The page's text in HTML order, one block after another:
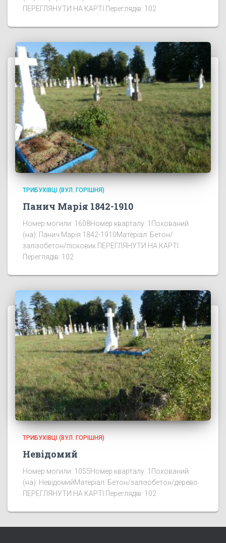
ПЕРЕГЛЯНУТИ НА КАРТІ Переглядів: 102
ТРИБУХІВЦІ (ВУЛ. ГОРІШНЯ)
Панич Марія 1842-1910
Номер могили: 1608Номер кварталу: 1Похований
(на): Панич Марія 1842-1910Матеріал: Бетон/
залізобетон/пісковик ПЕРЕГЛЯНУТИ НА КАРТІ
Переглядів: 102
ТРИБУХІВЦІ (ВУЛ. ГОРІШНЯ)
Невідомий
Номер могили: 1055Номер кварталу: 1Похований
(на): НевідомийМатеріал: Бетон/залізобетон/дерево
ПЕРЕГЛЯНУТИ НА КАРТІ Переглядів: 102